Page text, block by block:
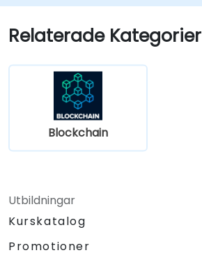
Relaterade Kategorier
Blockchain
Utbildningar
Kurskatalog
Promotioner